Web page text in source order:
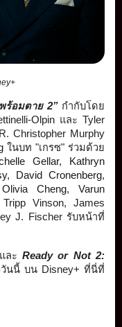
ร้อมตาย 2” กำกับโดย
Olpin และ Tyler
Christopher Murphy
ในบท "เกรซ" ร่วมด้วย
Gellar,
Kathryn
, David Cronenberg
Olivia Cheng, Varun
Vinson, James
J. Fischer รับหน้าที่
และ Ready or Not 2:
นนี้ บน Disney+ ที่นี่ที่